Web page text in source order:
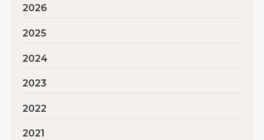
2026
2025
2024
2023
2022
2021